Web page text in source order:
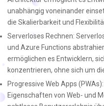
unabhängig voneinander
die Skalierbarkeit und
Serverloses Rechnen:
und Azure Functions
ermöglichen es Entwicklern,
konzentrieren, ohne sich um
Progressive Web Apps
Eigenschaften von Web- und